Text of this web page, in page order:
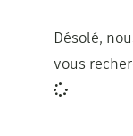
Désolé,
vous